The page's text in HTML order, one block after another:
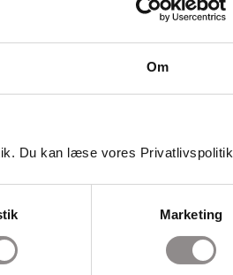
Om
Du kan læse vores Privatlivspolitik
Marketing